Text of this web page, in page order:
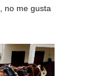
no me gusta